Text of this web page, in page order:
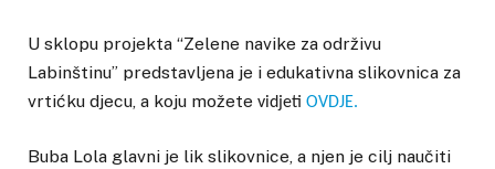
U sklopu projekta “Zelene navike za održivu
Labinštinu” predstavljena je i edukativna slikovnica za
vrtićku djecu, a koju možete vidjeti OVDJE.
Buba Lola glavni je lik slikovnice, a njen je cilj naučiti